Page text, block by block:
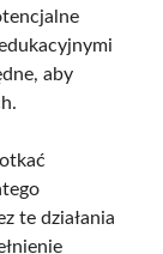
aby
te działania